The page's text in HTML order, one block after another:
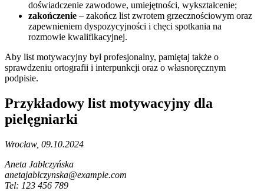
doświadczenie zawodowe, umiejętności, wykształcenie;
zakończenie – zakończ list zwrotem grzecznościowym oraz
zapewnieniem dyspozycyjności i chęci spotkania na
rozmowie kwalifikacyjnej.
Aby list motywacyjny był profesjonalny, pamiętaj także o
sprawdzeniu ortografii i interpunkcji oraz o własnoręcznym
podpisie.
Przykładowy list motywacyjny dla
pielęgniarki
Wrocław, 09.10.2024
Aneta Jabłczyńska
anetajablczynska@example.com
Tel: 123 456 789